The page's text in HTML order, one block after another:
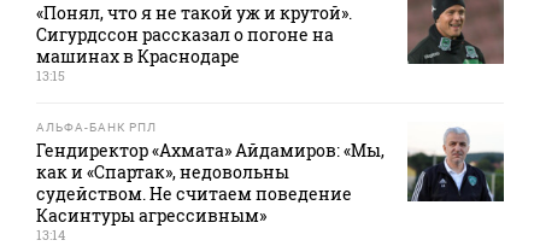
«Понял, что я не такой уж и крутой».
Сигурдссон рассказал о погоне на
машинах в Краснодаре
13:15
АЛЬФА-БАНК РПЛ
Гендиректор «Ахмата» Айдамиров: «Мы,
как и «Спартак», недовольны
судейством. Не считаем поведение
Касинтуры агрессивным»
13:14